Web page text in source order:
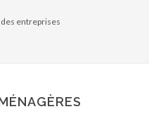
entreprises